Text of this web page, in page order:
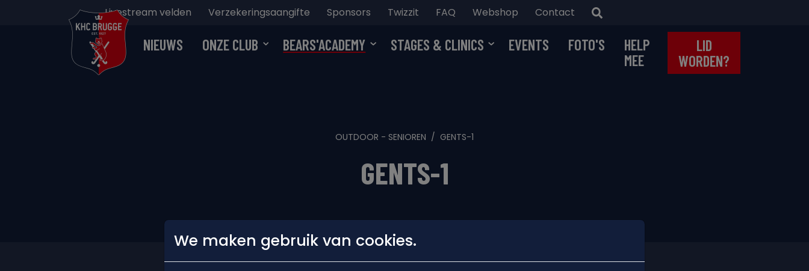
Livestream velden Verzekeringsaangifte Sponsors Twizzit FAQ Webshop Contact
NIEUWS ONZE CLUB BEARS'ACADEMY STAGES & CLINICS EVENTS FOTO'S
HELP
MEE
LID
WORDEN?
OUTDOOR - SENIOREN GENTS-1
GENTS-1
We maken gebruik van cookies.